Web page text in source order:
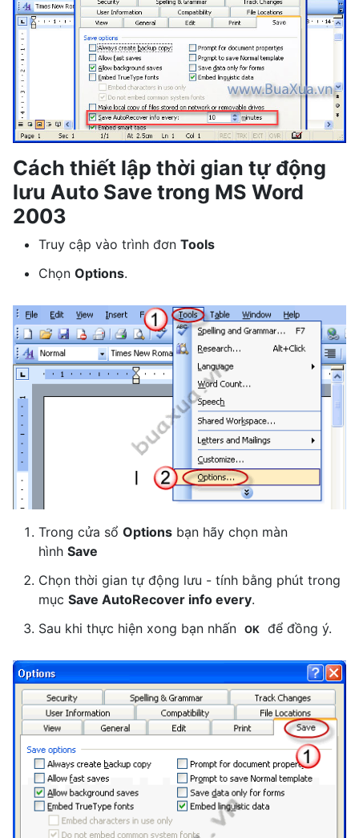
Cách thiết lập thời gian tự động
lưu Auto Save trong MS Word
2003
Truy cập vào trình đơn Tools
Chọn Options.
Trong cửa sổ Options bạn hãy chọn màn
hình Save
Chọn thời gian tự động lưu - tính bằng phút trong
mục Save AutoRecover info every.
Sau khi thực hiện xong bạn nhấn
OK để đồng ý.